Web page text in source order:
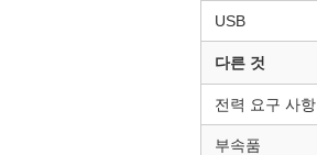
USB
다른 것
전력 요구 사항
부속품